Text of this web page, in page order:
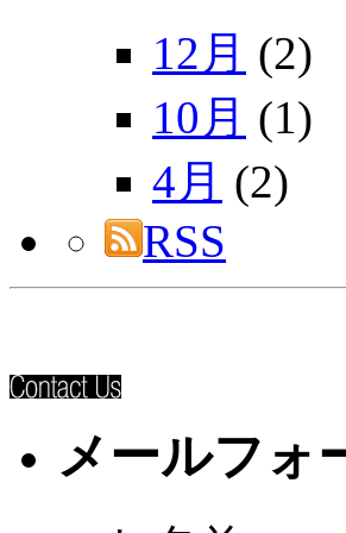
12月 (2)
10月 (1)
4月 (2)
RSS
メールフォ